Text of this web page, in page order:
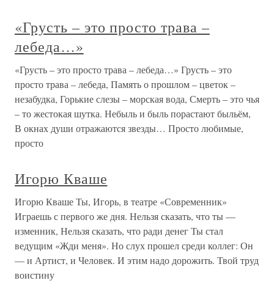
«Грусть – это просто трава –
лебеда…»
«Грусть – это просто трава – лебеда…» Грусть – это
просто трава – лебеда, Память о прошлом – цветок –
незабудка, Горькие слезы – морская вода, Смерть – это чья
– то жестокая шутка. Небыль и быль порастают быльём,
В окнах души отражаются звезды… Просто любимые,
просто
Игорю Кваше
Игорю Кваше Ты, Игорь, в театре «Современник»
Играешь с первого же дня. Нельзя сказать, что ты —
изменник, Нельзя сказать, что ради денег Ты стал
ведущим «Жди меня». Но слух прошел среди коллег: Он
— и Артист, и Человек. И этим надо дорожить. Твой труд
воистину